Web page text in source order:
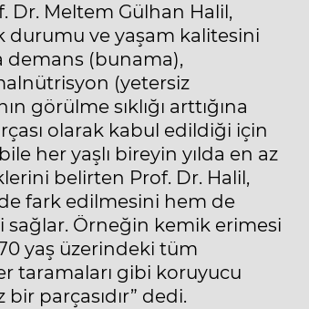
Dr. Meltem Gülhan Halil,
durumu ve yaşam kalitesini
demans (bunama),
(yetersiz
görülme sıklığı arttığına
olarak kabul edildiği için
her yaşlı bireyin yılda en az
belirten Prof. Dr. Halil,
fark edilmesini hem de
sağlar. Örneğin kemik erimesi
yaş üzerindeki tüm
taramaları gibi koruyucu
parçasıdır” dedi.